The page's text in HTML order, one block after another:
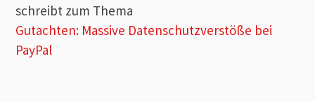
schreibt zum Thema
Gutachten: Massive Datenschutzverstöße bei
PayPal